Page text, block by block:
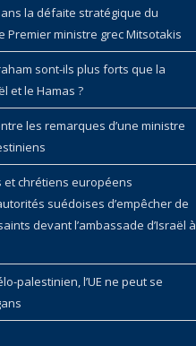
la défaite stratégique du
Premier ministre grec Mitsotakis
sont-ils plus forts que la
et le Hamas ?
les remarques d’une ministre
et chrétiens européens
suédoises d’empêcher de
devant l’ambassade d’Israël à
palestinien, l’UE ne peut se